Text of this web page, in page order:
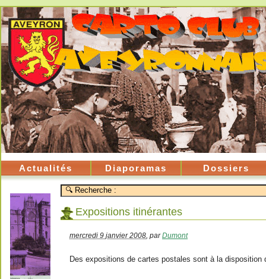
Actualités Diaporamas Dossiers
Expositions itinérantes
mercredi 9 janvier 2008 parDumont
Des expositions de cartes postales sont à la disposition